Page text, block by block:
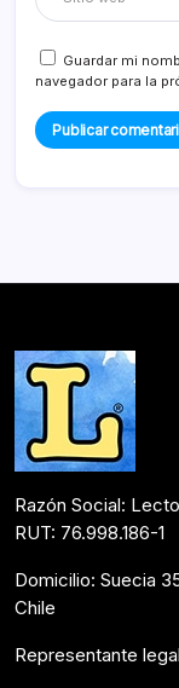
Guardar mi
navegador para la
Razón Social:
RUT: 76.998.186-1
Domicilio: Suecia
Chile
Representante